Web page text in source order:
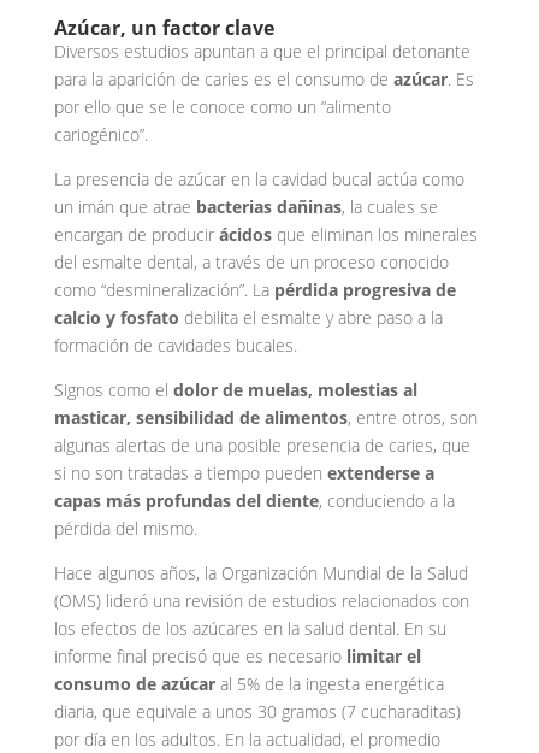
Azúcar, un factor clave
Diversos estudios apuntan a que el principal detonante
para la aparición de caries es el consumo de azúcar. Es
por ello que se le conoce como un “alimento
cariogénico”.
La presencia de azúcar en la cavidad bucal actúa como
un imán que atrae bacterias dañinas, la cuales se
encargan de producir ácidosque eliminan los minerales
del esmalte dental, a través de un proceso conocido
como “desmineralización”. La pérdida progresiva de
calcio y fosfato debilita el esmalte y abre paso a la
formación de cavidades bucales.
Signos como el dolor de muelas, molestias al
masticar, sensibilidad de alimentos, entre otros, son
algunas alertas de una posible presencia de caries, que
si no son tratadas a tiempo pueden extenderse a
capas más profundas del diente, conduciendo a la
pérdida del mismo.
Hace algunos años, la Organización Mundial de la Salud
(OMS) lideró una revisión de estudios relacionados con
los efectos de los azúcares en la salud dental. En su
informe final precisó que es necesario limitar el
consumo de azúcaral 5% de la ingesta energética
diaria, que equivale a unos 30 gramos (7 cucharaditas)
por día en los adultos. En la actualidad, el promedio